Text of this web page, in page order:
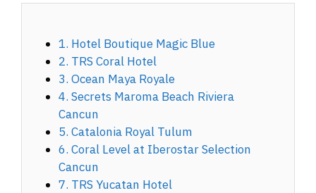
1. Hotel Boutique Magic Blue
2. TRS Coral Hotel
3. Ocean Maya Royale
4. Secrets Maroma Beach Riviera
Cancun
5. Catalonia Royal Tulum
6. Coral Level at Iberostar Selection
Cancun
7. TRS Yucatan Hotel